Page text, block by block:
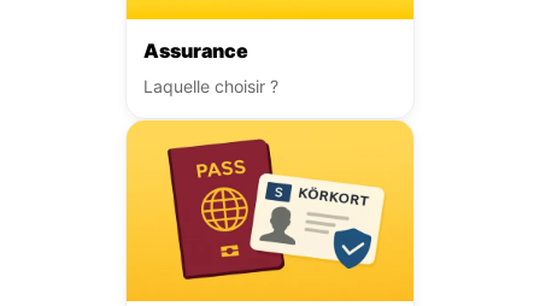
Assurance
Laquelle choisir ?